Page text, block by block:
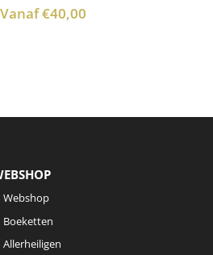
Vanaf€40,00
Webshop
Boeketten
Allerheiligen